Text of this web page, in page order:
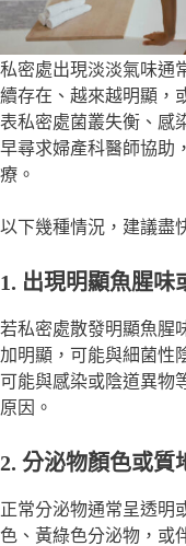
私密處出現淡淡氣味通
續存在、越來越明顯，
表私密處菌叢失衡、感
早尋求婦產科醫師協助
療。
以下幾種情況，建議盡
1. 出現明顯魚腥味
若私密處散發明顯魚腥
加明顯，可能與細菌性
可能與感染或陰道異物
原因。
2. 分泌物顏色或質
正常分泌物通常呈透明
色、黃綠色分泌物，或